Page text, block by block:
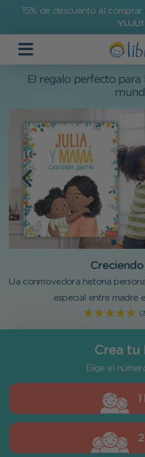
15% de descuento al
El regalo perfecto
Ua conmovedora historia
especial entre madre
Crea tu
Elige el